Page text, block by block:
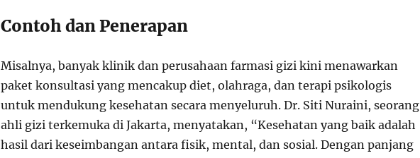
Contoh dan Penerapan
Misalnya, banyak klinik dan perusahaan farmasi gizi kini menawarkan
paket konsultasi yang mencakup diet, olahraga, dan terapi psikologis
untuk mendukung kesehatan secara menyeluruh. Dr. Siti Nuraini, seorang
ahli gizi terkemuka di Jakarta, menyatakan, “Kesehatan yang baik adalah
hasil dari keseimbangan antara fisik, mental, dan sosial. Dengan panjang